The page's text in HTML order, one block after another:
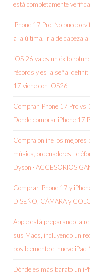
está completamente
iPhone 17 Pro. No puedo
a la última. Iría de cabeza a
iOS 26 ya es un éxito
récords y es la señal
17 viene con IOS26
Comprar iPhone 17 Pro
Donde comprar iPhone 17
Compra online los mejores
música, ordenadores,
Dyson · ACCESORIOS
Comprar iPhone 17 y
DISEÑO, CÁMARA y
Apple está preparando la
sus Macs, incluyendo un
posiblemente el nuevo iPad
Dónde es más barato un